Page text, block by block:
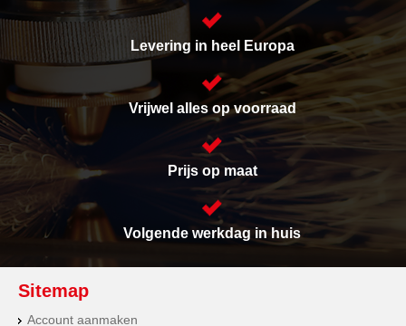
Levering in heel Europa
Vrijwel alles op voorraad
Prijs op maat
Volgende werkdag in huis
Sitemap
Account aanmaken